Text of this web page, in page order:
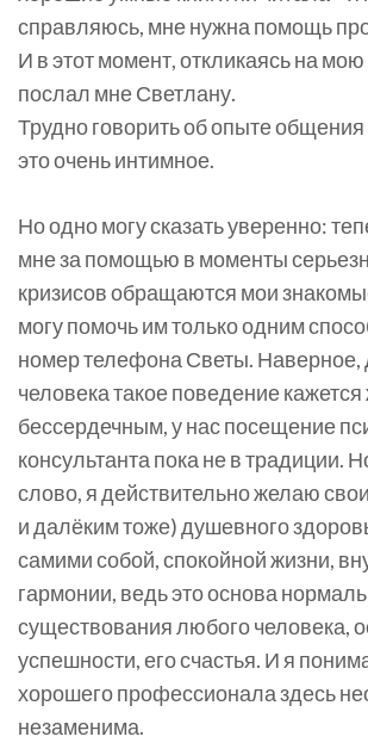
справляюсь, мне нужна помощь
И в этот момент, откликаясь на
послал мне Светлану.
Трудно говорить об опыте общения
это очень интимное.
Но одно могу сказать уверенно:
мне за помощью в моменты
кризисов обращаются мои
могу помочь им только одним
номер телефона Светы. Наверное,
человека такое поведение
бессердечным, у нас посещение
консультанта пока не в традиции.
слово, я действительно желаю
и далёким тоже) душевного
самими собой, спокойной жизни,
гармонии, ведь это основа
существования любого человека,
успешности, его счастья. И я
хорошего профессионала здесь
незаменима.